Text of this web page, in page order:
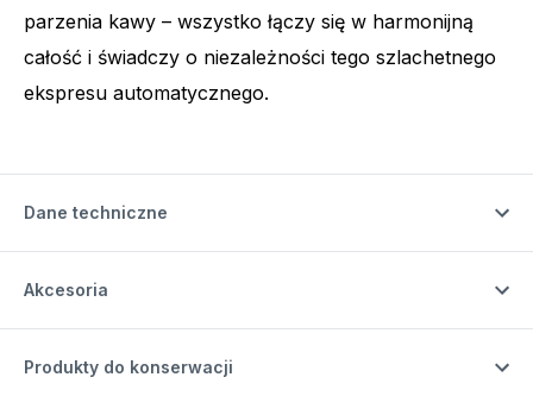
parzenia kawy – wszystko łączy się w harmonijną
całość i świadczy o niezależności tego szlachetnego
ekspresu automatycznego.
Dane techniczne
Akcesoria
Produkty do konserwacji